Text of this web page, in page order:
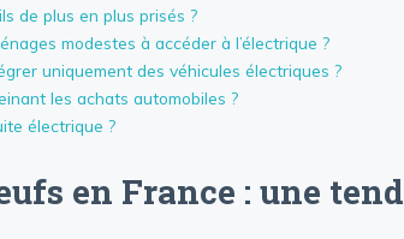
de plus en plus prisés ?
modestes à accéder à l’électrique ?
uniquement des véhicules électriques ?
les achats automobiles ?
électrique ?
en France : une